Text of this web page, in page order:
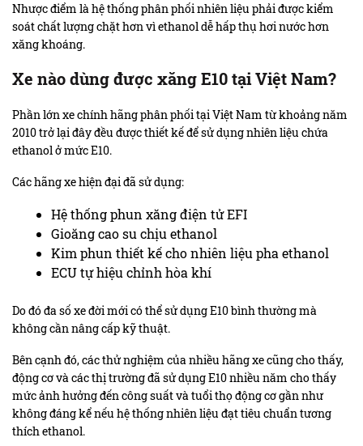
Nhược điểm là hệ thống phân phối nhiên liệu phải được kiểm
soát chất lượng chặt hơn vì ethanol dễ hấp thụ hơi nước hơn
xăng khoáng.
Xe nào dùng được xăng E10 tại Việt Nam?
Phần lớn xe chính hãng phân phối tại Việt Nam từ khoảng năm
2010 trở lại đây đều được thiết kế để sử dụng nhiên liệu chứa
ethanol ở mức E10.
Các hãng xe hiện đại đã sử dụng:
Hệ thống phun xăng điện tử EFI
Gioăng cao su chịu ethanol
Kim phun thiết kế cho nhiên liệu pha ethanol
ECU tự hiệu chỉnh hòa khí
Do đó đa số xe đời mới có thể sử dụng E10 bình thường mà
không cần nâng cấp kỹ thuật.
Bên cạnh đó, các thử nghiệm của nhiều hãng xe cũng cho thấy,
động cơ và các thị trường đã sử dụng E10 nhiều năm cho thấy
mức ảnh hưởng đến công suất và tuổi thọ động cơ gần như
không đáng kể nếu hệ thống nhiên liệu đạt tiêu chuẩn tương
thích ethanol.